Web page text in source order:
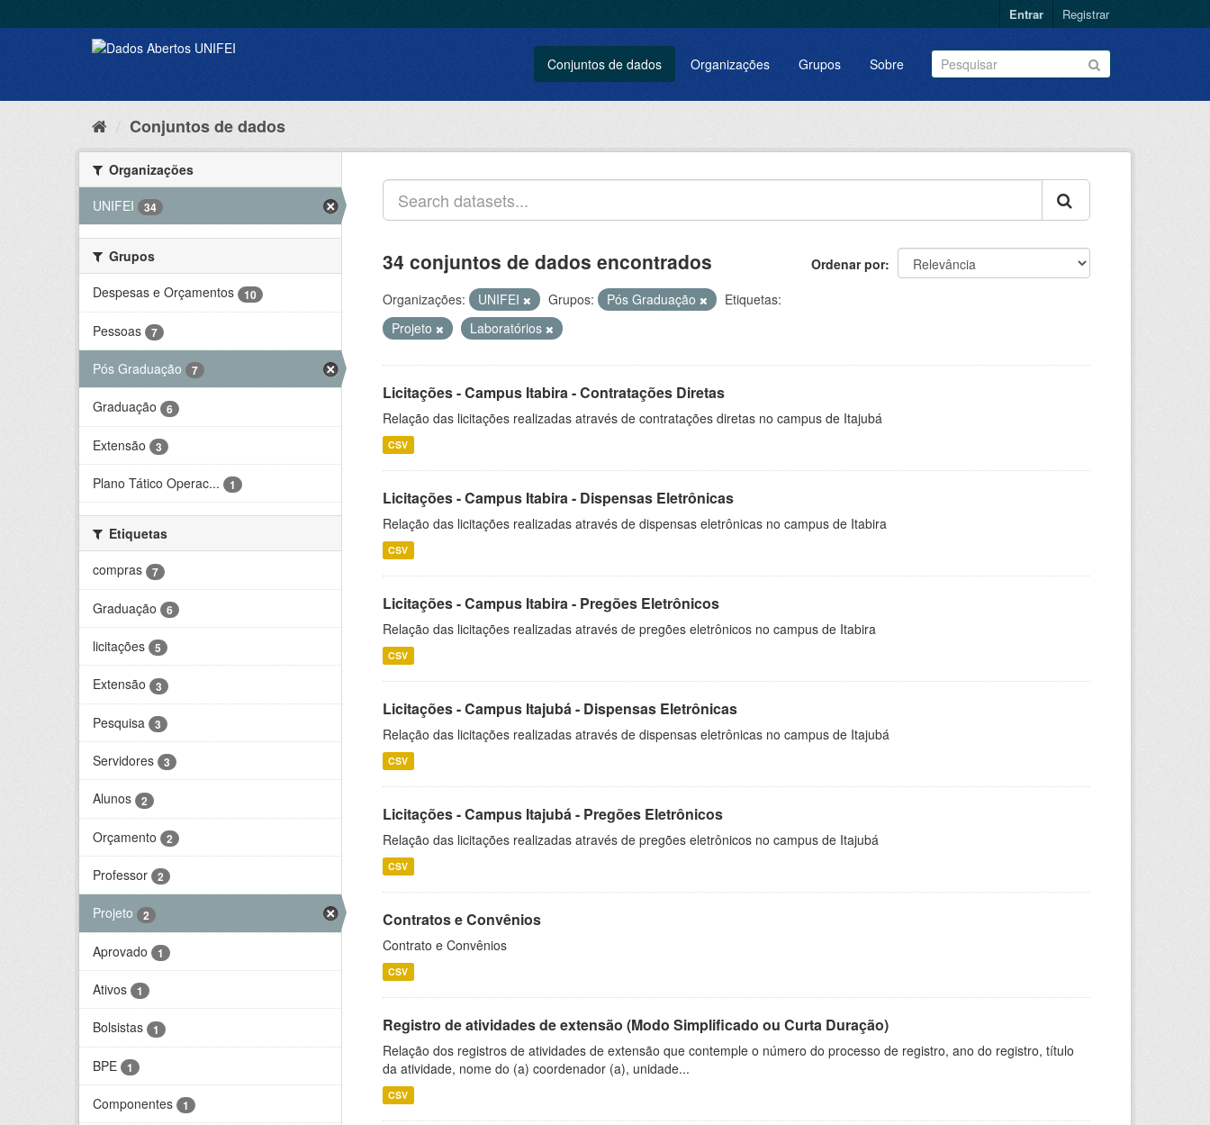
Entrar Registrar
Conjuntos de dados Organizações Grupos Sobre
Conjuntos de dados
Organizações
UNIFEI
34
Grupos
Despesas e Orçamentos
10
Pessoas 7
Pós Graduação 7
Graduação 6
Extensão 3
Plano Tático Operac... 1
Etiquetas
compras
7
Graduação 6
licitações 5
Extensão 3
Pesquisa 3
Servidores 3
Alunos 2
Orçamento 2
Professor 2
Projeto 2
Aprovado 1
Ativos 1
Bolsistas 1
BPE 1
Componentes 1
Ordenar por
34 conjuntos de dados encontrados
Organizações: UNIFEI Grupos: Pós Graduação
Etiquetas:
Projeto
Laboratórios
Licitações - Campus Itabira - Contratações Diretas
Relação das licitações realizadas através de contratações diretas no campus de Itajubá
CSV
Licitações - Campus Itabira - Dispensas Eletrônicas
Relação das licitações realizadas através de dispensas eletrônicas no campus de Itabira
CSV
Licitações - Campus Itabira - Pregões Eletrônicos
Relação das licitações realizadas através de pregões eletrônicos no campus de Itabira
CSV
Licitações - Campus Itajubá - Dispensas Eletrônicas
Relação das licitações realizadas através de dispensas eletrônicas no campus de Itajubá
CSV
Licitações - Campus Itajubá - Pregões Eletrônicos
Relação das licitações realizadas através de pregões eletrônicos no campus de Itajubá
CSV
Contratos e Convênios
Contrato e Convênios
CSV
Registro de atividades de extensão (Modo Simplificado ou Curta Duração)
Relação dos registros de atividades de extensão que contemple o número do processo de registro, ano do registro, título
da atividade, nome do (a) coordenador (a), unidade...
CSV